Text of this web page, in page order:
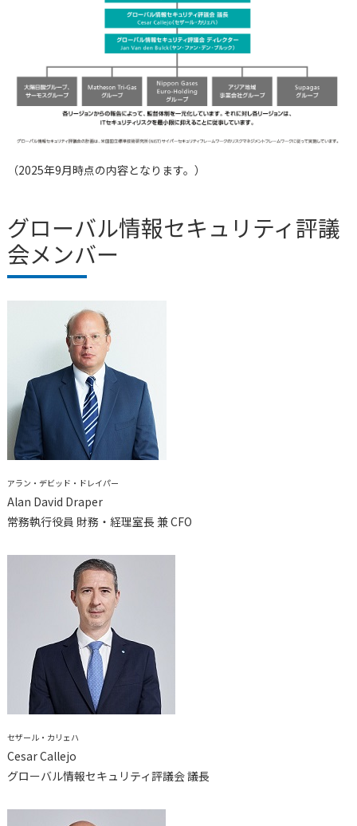
（2025年9月時点の内容となります。）
グローバル情報セキュリティ評議
会メンバー
アラン・デビッド・ドレイパー
Alan David Draper
常務執行役員 財務・経理室長 兼 CFO
セザール・カリェハ
Cesar Callejo
グローバル情報セキュリティ評議会 議長